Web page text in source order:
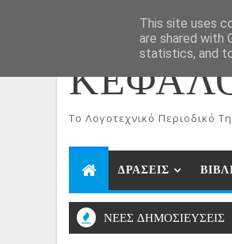
To Λογοτεχνικό Περιοδικό
ΔΡΑΣΕΙΣ
ΝΕΕΣ ΔΗΜΟΣΙΕΥΣΕΙΣ
This site uses
are shared with
statistics, and